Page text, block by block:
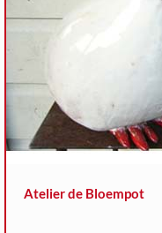
Atelier de Bloempot